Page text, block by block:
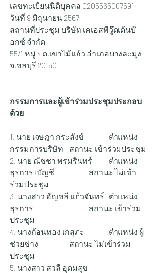
เลขทะเบียนนิติบุคคล 0205565007591
วันที่ 9 มิถุนายน 2567
สถานที่ประชุม บริษัท เคเอสพีวู๊ดเด้นบ๊
อกซ์ จำกัด
55/1 หมู่ 4 ต.เขาไม้แก้ว อำเภอบางละมุง
จ.ชลบุรี 20150
กรรมการและผู้เข้าร่วมประชุมประกอบ
ด้วย
1. นาย เจษฎา กระสังข์ 		ตำแหน่ง
กรรมการบริษัท 	สถานะ เข้าร่วมประชุม
2. นาย ณัชชา พรมรินทร์ 	ตำแหน่ง
ธุรการ+บัญชี 		สถานะ ไม่เข้า
ร่วมประชุม
3. นางสาว อัญชลี แก้วจันทร์ 	ตำแหน่ง
ธุรการ 			สถานะ เข้าร่วม
ประชุม
4. นางก้อนทอง เกสุภะ 		ตำแหน่ง ผู้
ช่วยช่าง 		สถานะ ไม่เข้าร่วม
ประชุม
5. นางสาว สวลี อุดมสุข